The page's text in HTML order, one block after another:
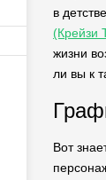
в
(Крейзи
жизни
ли вы к
Вот